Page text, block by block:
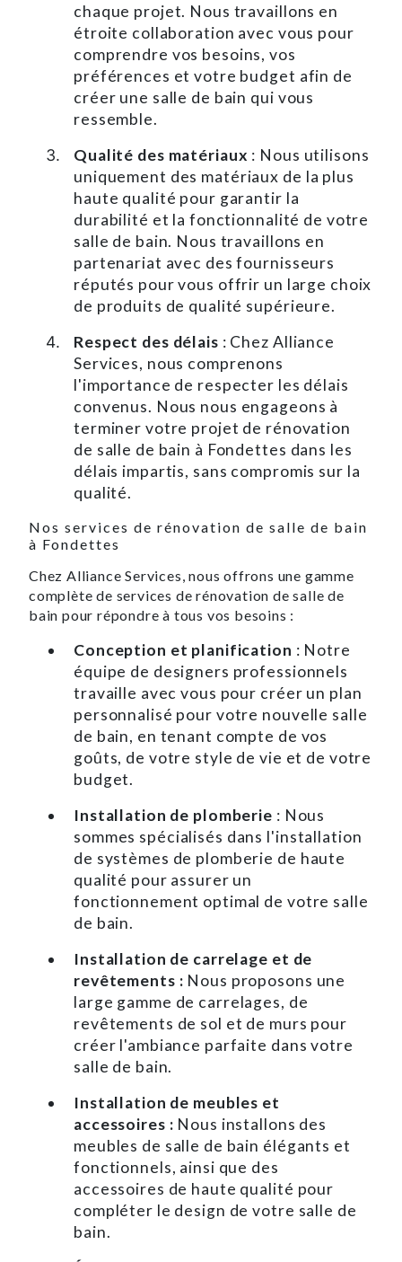
chaque projet. Nous travaillons en
étroite collaboration avec vous pour
comprendre vos besoins, vos
préférences et votre budget afin de
créer une salle de bain qui vous
ressemble.
Qualité des matériaux : Nous utilisons
uniquement des matériaux de la plus
haute qualité pour garantir la
durabilité et la fonctionnalité de votre
salle de bain. Nous travaillons en
partenariat avec des fournisseurs
réputés pour vous offrir un large choix
de produits de qualité supérieure.
Respect des délais : Chez Alliance
Services, nous comprenons
l'importance de respecter les délais
convenus. Nous nous engageons à
terminer votre projet de rénovation
de salle de bain à Fondettes dans les
délais impartis, sans compromis sur la
qualité.
Nos services de rénovation de salle de bain
à Fondettes
Chez Alliance Services, nous offrons une gamme
complète de services de rénovation de salle de
bain pour répondre à tous vos besoins :
Conception et planification : Notre
équipe de designers professionnels
travaille avec vous pour créer un plan
personnalisé pour votre nouvelle salle
de bain, en tenant compte de vos
goûts, de votre style de vie et de votre
budget.
Installation de plomberie : Nous
sommes spécialisés dans l'installation
de systèmes de plomberie de haute
qualité pour assurer un
fonctionnement optimal de votre salle
de bain.
Installation de carrelage et de
revêtements : Nous proposons une
large gamme de carrelages, de
revêtements de sol et de murs pour
créer l'ambiance parfaite dans votre
salle de bain.
Installation de meubles et
accessoires : Nous installons des
meubles de salle de bain élégants et
fonctionnels, ainsi que des
accessoires de haute qualité pour
compléter le design de votre salle de
bain.